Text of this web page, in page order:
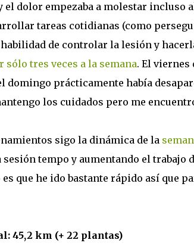
el dolor empezaba a molestar incluso
tareas cotidianas (como
de controlar la lesión y
sólo tres veces a la semana. El viernes
domingo prácticamente había
los cuidados pero me
sigo la dinámica de la
tempo y aumentando el trabajo
que he ido bastante rápido así que
45,2 km (+ 22 plantas)